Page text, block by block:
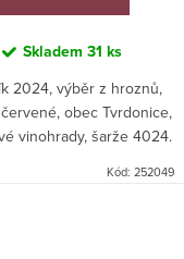
Skladem 31 ks
2024, výběr z hroznů,
obec Tvrdonice,
vinohrady, šarže 4024.
Národní soutěž
podoblast 2025 -...
Kód: 252049